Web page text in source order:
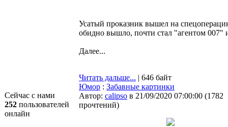
Сейчас с нами
252 пользователей
онлайн
Усатый проказник вышел на
обидно вышло, почти стал "агентом 007"
Далее...
Читать дальше... | 646 байт
Юмор : Забавные картинки
Автор: calipso в 21/09/2020 07:00:00 (1782
прочтений)